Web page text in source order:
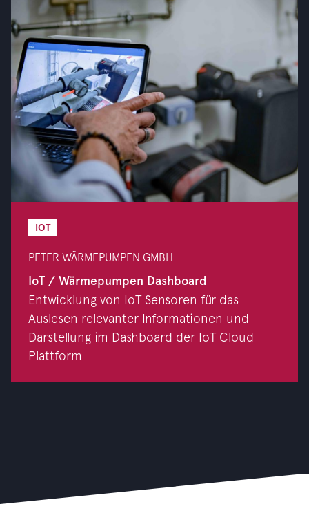
IOT
PETER WÄRMEPUMPEN GMBH
IoT / Wärmepumpen Dashboard
Entwicklung von IoT Sensoren für das
Auslesen relevanter Informationen und
Darstellung im Dashboard der IoT Cloud
Plattform